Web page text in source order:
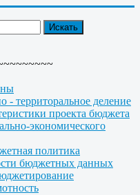
Искать
- территоральное деление
проекта бюджета
экономического
политика
бюджетных данных